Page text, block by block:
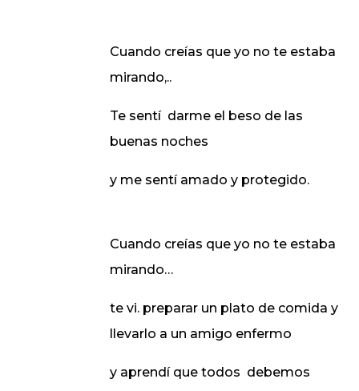
Cuando creías que yo no te estaba
mirando,..
Te sentí darme el beso de las
buenas noches
y me sentí amado y protegido.
Cuando creías que yo no te estaba
mirando…
te vi. preparar un plato de comida y
llevarlo a un amigo enfermo
y aprendí que todos debemos